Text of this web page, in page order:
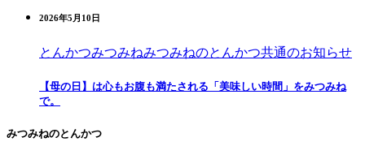
2026年5月10日
とんかつみつみねみつみねのとんかつ共通のお知らせ
【母の日】は心もお腹も満たされる「美味しい時間」をみつみね
で。
みつみねのとんかつ